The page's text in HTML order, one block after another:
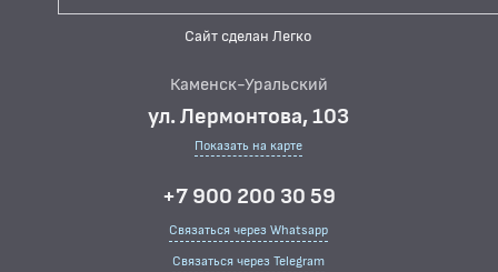
Сайт сделан Легко
Каменск-Уральский
ул. Лермонтова, 103
Показать на карте
+7 900 200 30 59
Связаться через Whatsapp
Связаться через Telegram